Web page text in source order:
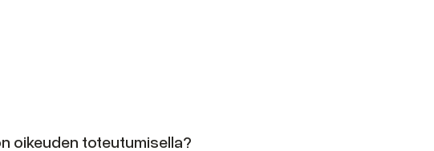
oikeuden toteutumisella?